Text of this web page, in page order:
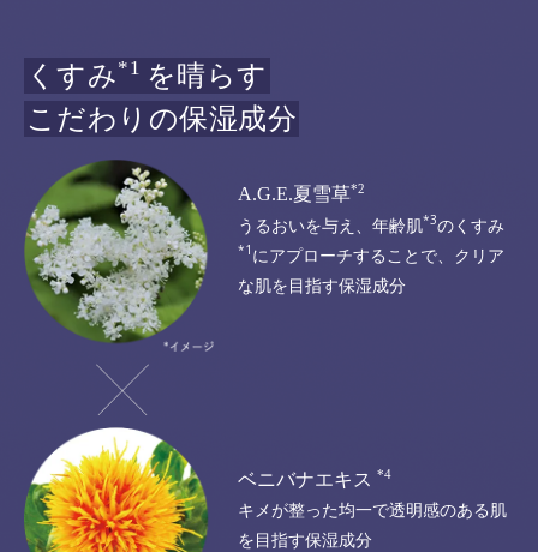
くすみ*1 を晴らす
こだわりの保湿成分
A.G.E.夏雪草*2
うるおいを与え、年齢肌*3のくすみ
*1 にアプローチすることで、 クリア
な肌を目指す保湿成分
ベニバナエキス *4
キメが整った均一で透明感のある肌
を目指す保湿成分